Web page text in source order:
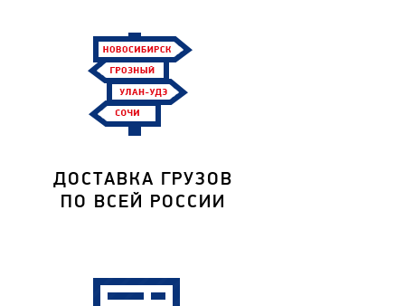
ДОСТАВКА ГРУЗОВ
ПО ВСЕЙ РОССИИ